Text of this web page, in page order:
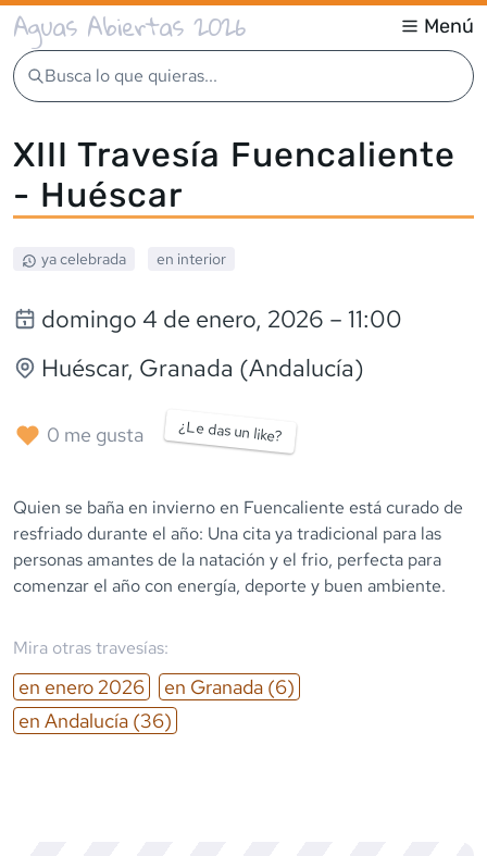
Aguas Abiertas 2026 Menú
Busca lo que quieras...
XIII Travesía Fuencaliente
- Huéscar
ya celebrada en interior
domingo 4 de enero, 2026 – 11:00
Huéscar, Granada (Andalucía)
0 me gusta ¿Le das un like?
Quien se baña en invierno en Fuencaliente está curado de
resfriado durante el año: Una cita ya tradicional para las
personas amantes de la natación y el frio, perfecta para
comenzar el año con energía, deporte y buen ambiente.
Mira otras travesías:
en enero 2026 en Granada (6)
en Andalucía (36)